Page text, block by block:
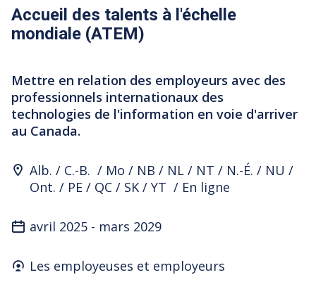
Accueil des talents à l'échelle
mondiale (ATEM)
Mettre en relation des employeurs avec des
professionnels internationaux des
technologies de l'information en voie d'arriver
au Canada.
Program Location
Alb. C.-B. Mo NB NL NT N.-É.
NU
Ont.
PE QC SK YT En ligne
avril 2025 - mars 2029
Who's it for
Les employeuses et employeurs